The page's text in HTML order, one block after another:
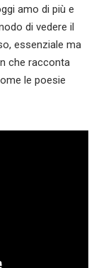
amo di più e
di vedere il
essenziale ma
che racconta
le poesie